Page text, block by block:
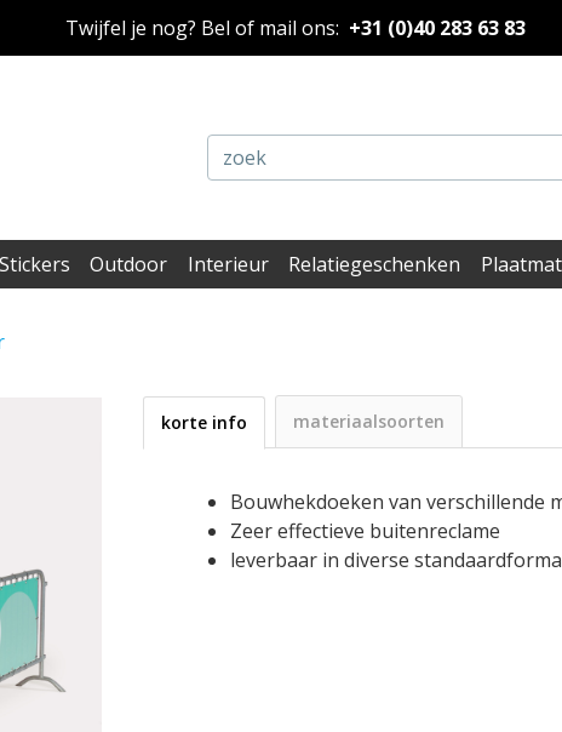
Twijfel je nog? Bel of mail ons: +31 (0)40 283 63 83
Stickers Outdoor Interieur Relatiegeschenken
korte info materiaalsoorten
Bouwhekdoeken van verschillende
Zeer effectieve buitenreclame
leverbaar in diverse